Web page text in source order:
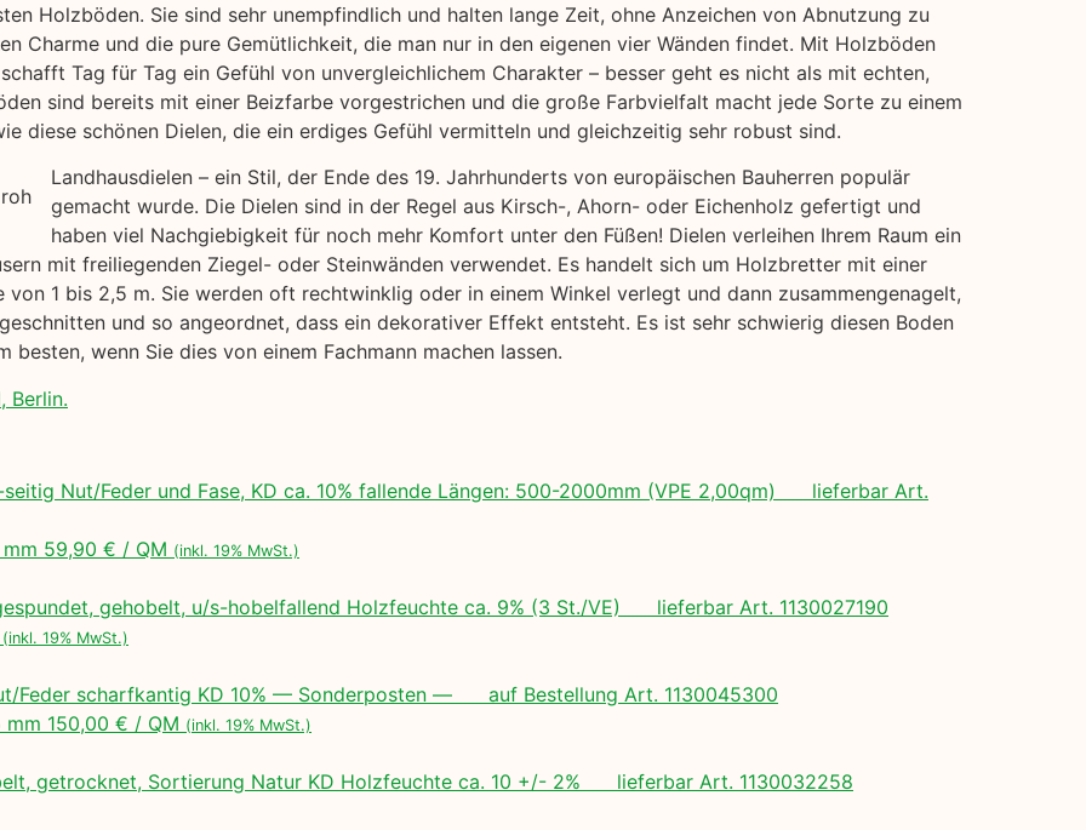
Holzböden. Sie sind sehr unempfindlich und halten lange Zeit, ohne Anzeichen von Abnutzung zu
Charme und die pure Gemütlichkeit, die man nur in den eigenen vier Wänden findet. Mit Holzböden
Tag für Tag ein Gefühl von unvergleichlichem Charakter – besser geht es nicht als mit echten,
sind bereits mit einer Beizfarbe vorgestrichen und die große Farbvielfalt macht jede Sorte zu einem
diese schönen Dielen, die ein erdiges Gefühl vermitteln und gleichzeitig sehr robust sind.
Landhausdielen – ein Stil, der Ende des 19. Jahrhunderts von europäischen Bauherren populär
gemacht wurde. Die Dielen sind in der Regel aus Kirsch-, Ahorn- oder Eichenholz gefertigt und
haben viel Nachgiebigkeit für noch mehr Komfort unter den Füßen! Dielen verleihen Ihrem Raum ein
mit freiliegenden Ziegel- oder Steinwänden verwendet. Es handelt sich um Holzbretter mit einer
1 bis 2,5 m. Sie werden oft rechtwinklig oder in einem Winkel verlegt und dann zusammengenagelt,
und so angeordnet, dass ein dekorativer Effekt entsteht. Es ist sehr schwierig diesen Boden
besten, wenn Sie dies von einem Fachmann machen lassen.
Berlin.
seitig Nut/Feder und Fase, KD ca. 10% fallende Längen: 500-2000mm (VPE 2,00qm) lieferbar Art.
59,90 € / QM (inkl. 19% MwSt.)
gehobelt, u/s-hobelfallend Holzfeuchte ca. 9% (3 St./VE) lieferbar Art. 1130027190
(inkl. 19% MwSt.)
Feder scharfkantig KD 10% — Sonderposten — auf Bestellung Art. 1130045300
mm 150,00 € / QM (inkl. 19% MwSt.)
getrocknet, Sortierung Natur KD Holzfeuchte ca. 10 +/- 2% lieferbar Art. 1130032258